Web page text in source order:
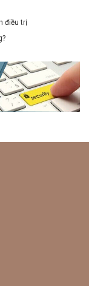
điều trị